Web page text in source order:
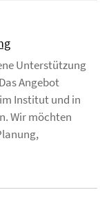
Unterstützung
Angebot
Institut und in
Wir möchten